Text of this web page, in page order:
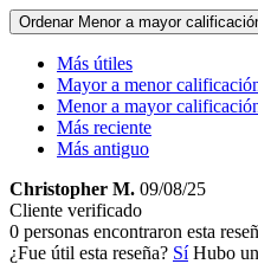
Ordenar Menor a mayor
Más útiles
Mayor a menor
Menor a mayor
Más reciente
Más antiguo
Christopher M. 09/08/25
Cliente verificado
0 personas encontraron esta
¿Fue útil esta reseña? Sí Hubo